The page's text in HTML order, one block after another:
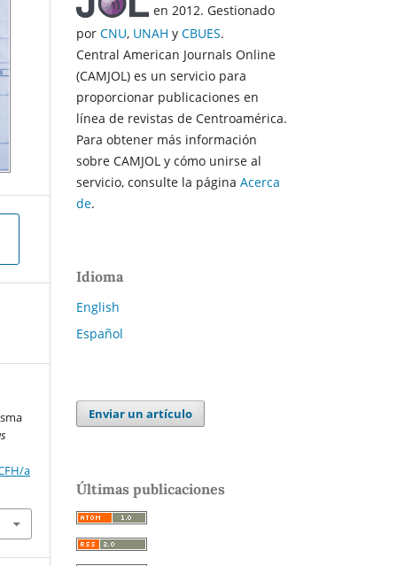
a
en 2012. Gestionado
por CNU, UNAH y CBUES.
Central American Journals Online
(CAMJOL) es un servicio para
proporcionar publicaciones en
línea de revistas de Centroamérica.
Para obtener más información
sobre CAMJOL y cómo unirse al
servicio, consulte la página Acerca
de.
Idioma
English
Español
Enviar un artículo
Últimas publicaciones